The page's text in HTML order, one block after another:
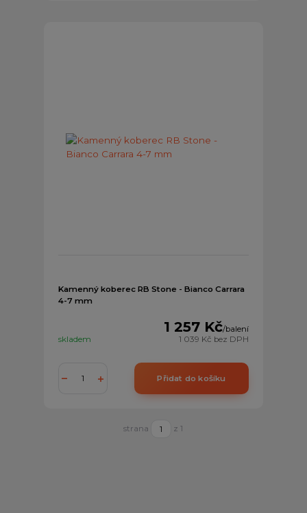
Kamenný koberec RB Stone - Bianco Carrara
4-7 mm
1 257 Kč/balení
1 039 Kč bez DPH
skladem
Přidat do košíku
strana z 1